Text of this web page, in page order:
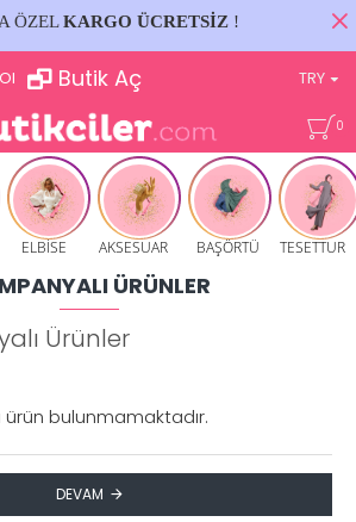
ÖZELKARGO ÜCRETSİZ!
Butik Aç TRY
0
ELBİSE AKSESUAR BAŞÖRTÜ TESETTUR
Ürünler
ÜRÜNLER
ürün bulunmamaktadır.
DEVAM